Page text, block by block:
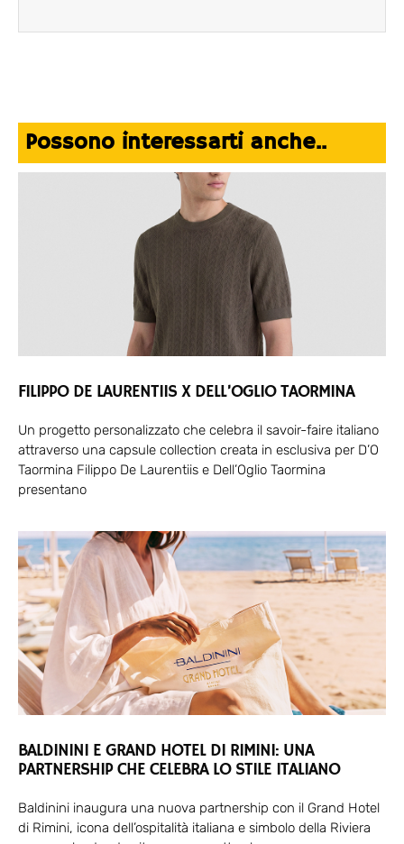
Possono interessarti anche..
FILIPPO DE LAURENTIIS X DELL’OGLIO TAORMINA
Un progetto personalizzato che celebra il savoir-faire italiano
attraverso una capsule collection creata in esclusiva per D’O
Taormina Filippo De Laurentiis e Dell’Oglio Taormina
presentano
BALDININI E GRAND HOTEL DI RIMINI: UNA
PARTNERSHIP CHE CELEBRA LO STILE ITALIANO
Baldinini inaugura una nuova partnership con il Grand Hotel
di Rimini, icona dell’ospitalità italiana e simbolo della Riviera